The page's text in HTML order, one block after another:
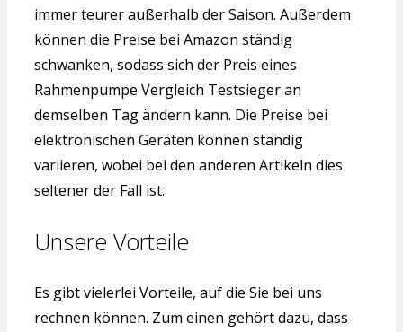
immer teurer außerhalb der Saison. Außerdem
können die Preise bei Amazon ständig
schwanken, sodass sich der Preis eines
Rahmenpumpe Vergleich Testsieger an
demselben Tag ändern kann. Die Preise bei
elektronischen Geräten können ständig
variieren, wobei bei den anderen Artikeln dies
seltener der Fall ist.
Unsere Vorteile
Es gibt vielerlei Vorteile, auf die Sie bei uns
rechnen können. Zum einen gehört dazu, dass